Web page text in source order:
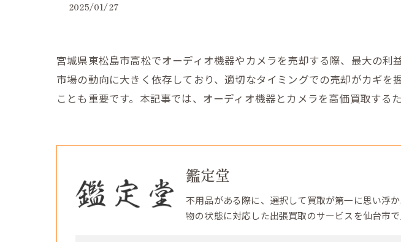
2025/01/27
宮城県東松島市高松でオーディオ機器やカメラを売却する際、最大の
市場の動向に大きく依存しており、適切なタイミングでの売却がカギ
ことも重要です。本記事では、オーディオ機器とカメラを高価買取する
鑑定堂
不用品がある際に、選択して買取が第一に思い浮
物の状態に対応した出張買取のサービスを仙台市で